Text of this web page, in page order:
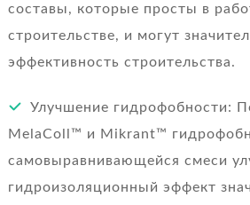
составы, которые просты в
строительстве, и могут
эффективность строительства.
Улучшение гидрофобности:
MelaColl™ и Mikrant™
самовыравнивающейся смеси
гидроизоляционный эффект